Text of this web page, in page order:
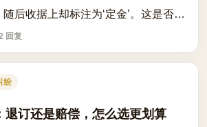
随后收据上却标注为‘定金’。这是否意
化为具有法律约束力的定金？关键在
示是否一致。根据民法典...
回复
纷
退订还是赔偿，怎么选更划算